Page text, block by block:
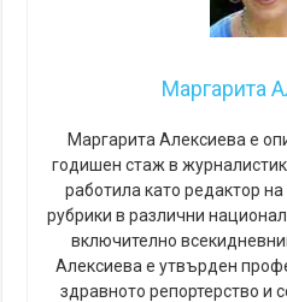
Маргарита
Маргарита Алексиева е
годишен стаж в
работила като редактор
рубрики в различни
включително
Алексиева е утвърден
здравното репортерство и